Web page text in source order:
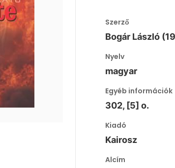
Szerző
Bogár László
Nyelv
magyar
Egyéb információk
302, [5] o.
Kiadó
Kairosz
Alcím